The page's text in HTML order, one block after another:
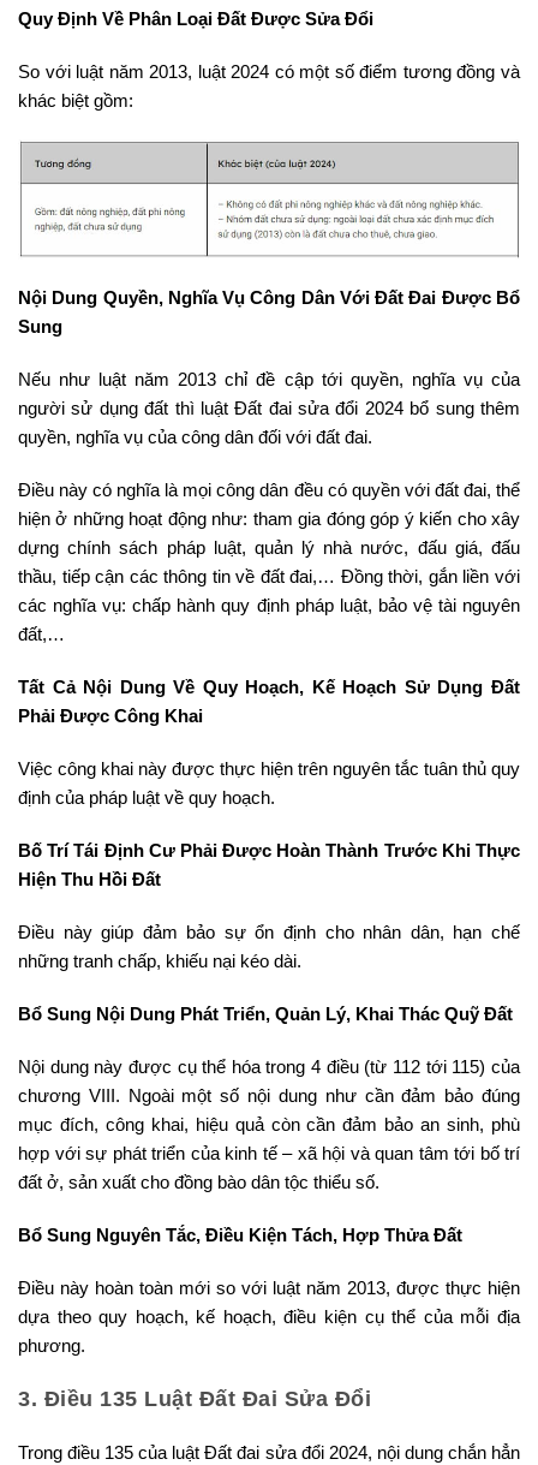
Quy Định Về Phân Loại Đất Được Sửa Đổi
So với luật năm 2013, luật 2024 có một số điểm tương đồng và
khác biệt gồm:
Nội Dung Quyền, Nghĩa Vụ Công Dân Với Đất Đai Được Bổ
Sung
Nếu như luật năm 2013 chỉ đề cập tới quyền, nghĩa vụ của
người sử dụng đất thì luật Đất đai sửa đổi 2024 bổ sung thêm
quyền, nghĩa vụ của công dân đối với đất đai.
Điều này có nghĩa là mọi công dân đều có quyền với đất đai, thể
hiện ở những hoạt động như: tham gia đóng góp ý kiến cho xây
dựng chính sách pháp luật, quản lý nhà nước, đấu giá, đấu
thầu, tiếp cận các thông tin về đất đai,… Đồng thời, gắn liền với
các nghĩa vụ: chấp hành quy định pháp luật, bảo vệ tài nguyên
đất,…
Tất Cả Nội Dung Về Quy Hoạch, Kế Hoạch Sử Dụng Đất
Phải Được Công Khai
Việc công khai này được thực hiện trên nguyên tắc tuân thủ quy
định của pháp luật về quy hoạch.
Bố Trí Tái Định Cư Phải Được Hoàn Thành Trước Khi Thực
Hiện Thu Hồi Đất
Điều này giúp đảm bảo sự ổn định cho nhân dân, hạn chế
những tranh chấp, khiếu nại kéo dài.
Bổ Sung Nội Dung Phát Triển, Quản Lý, Khai Thác Quỹ Đất
Nội dung này được cụ thể hóa trong 4 điều (từ 112 tới 115) của
chương VIII. Ngoài một số nội dung như cần đảm bảo đúng
mục đích, công khai, hiệu quả còn cần đảm bảo an sinh, phù
hợp với sự phát triển của kinh tế – xã hội và quan tâm tới bố trí
đất ở, sản xuất cho đồng bào dân tộc thiểu số.
Bổ Sung Nguyên Tắc, Điều Kiện Tách, Hợp Thửa Đất
Điều này hoàn toàn mới so với luật năm 2013, được thực hiện
dựa theo quy hoạch, kế hoạch, điều kiện cụ thể của mỗi địa
phương.
3. Điều 135 Luật Đất Đai Sửa Đổi
Trong điều 135 của luật Đất đai sửa đổi 2024, nội dung chắn hẳn